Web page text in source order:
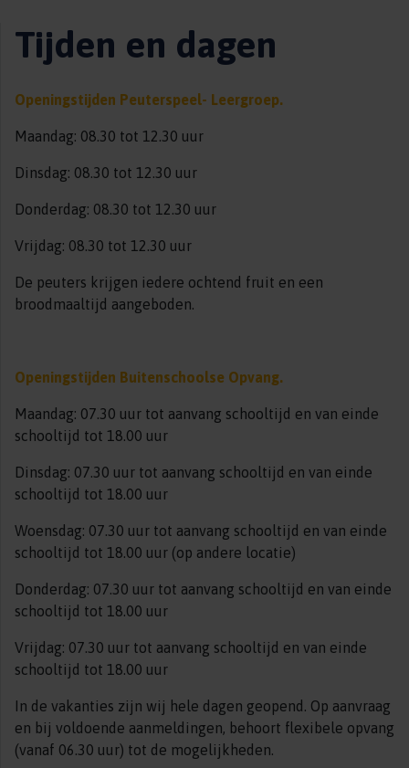
Tijden en dagen
Openingstijden Peuterspeel- Leergroep.
Maandag: 08.30 tot 12.30 uur
Dinsdag: 08.30 tot 12.30 uur
Donderdag: 08.30 tot 12.30 uur
Vrijdag: 08.30 tot 12.30 uur
De peuters krijgen iedere ochtend fruit en een
broodmaaltijd aangeboden.
Openingstijden Buitenschoolse Opvang.
Maandag: 07.30 uur tot aanvang schooltijd en van einde
schooltijd tot 18.00 uur
Dinsdag: 07.30 uur tot aanvang schooltijd en van einde
schooltijd tot 18.00 uur
Woensdag: 07.30 uur tot aanvang schooltijd en van einde
schooltijd tot 18.00 uur (op andere locatie)
Donderdag: 07.30 uur tot aanvang schooltijd en van einde
schooltijd tot 18.00 uur
Vrijdag: 07.30 uur tot aanvang schooltijd en van einde
schooltijd tot 18.00 uur
In de vakanties zijn wij hele dagen geopend. Op aanvraag
en bij voldoende aanmeldingen, behoort flexibele opvang
(vanaf 06.30 uur) tot de mogelijkheden.